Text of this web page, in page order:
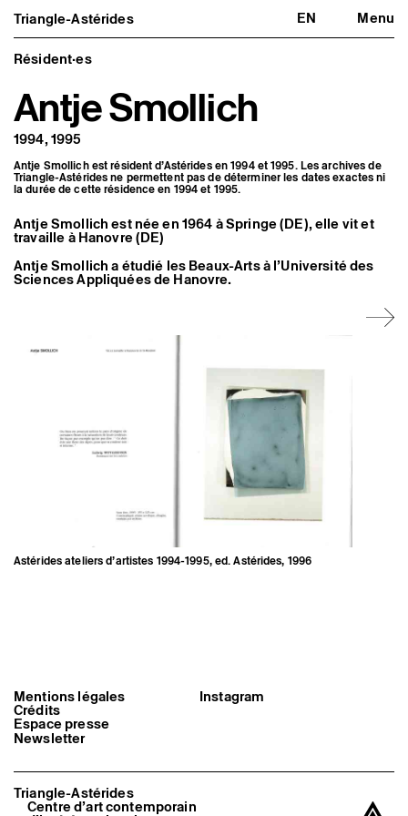
Triangle-Astérides EN Menu
Triangle-Astérides
Centre d’art contemporain
d’intérêt national
et résidence internationale d'artistes
Fermer
Présentation
À propos
Équipe et gouvernance
Formation professionnelle
Adhérer / nous soutenir
Informations pratiques
Programmation
Agenda : en cours et à venir
Expositions
Les Nouveaux Commanditaires
Artistes résident·es et associé·es
Hors-les-murs
Ancien·nes résident·es et artistes associé·es
Résident·es
Antje Smollich
1994, 1995
Antje Smollich est résident d’Astérides en 1994 et 1995. Les archives de
Triangle-Astérides ne permettent pas de déterminer les dates exactes ni
la durée de cette résidence en 1994 et 1995.
Antje Smollich est née en 1964 à Springe (DE), elle vit et
travaille à Hanovre (DE)
Antje Smollich a étudié les Beaux-Arts à l’Université des
Sciences Appliquées de Hanovre.
Astérides ateliers d’artistes 1994-1995, ed. Astérides, 1996
Astérides ateliers d’artistes1994-
Triangle-Astérides
Centre d’art contemporain
Instagram
Mentions légales
Crédits
Espace presse
Newsletter